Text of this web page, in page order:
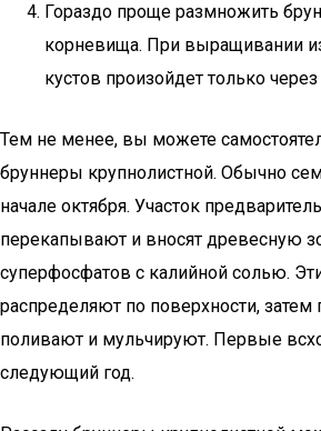
Гораздо проще размножить
корневища. При выращивании
кустов произойдет только через
Тем не менее, вы можете
бруннеры крупнолистной. Обычно
начале октября. Участок
перекапывают и вносят древесную
суперфосфатов с калийной солью.
распределяют по поверхности,
поливают и мульчируют. Первые
следующий год.